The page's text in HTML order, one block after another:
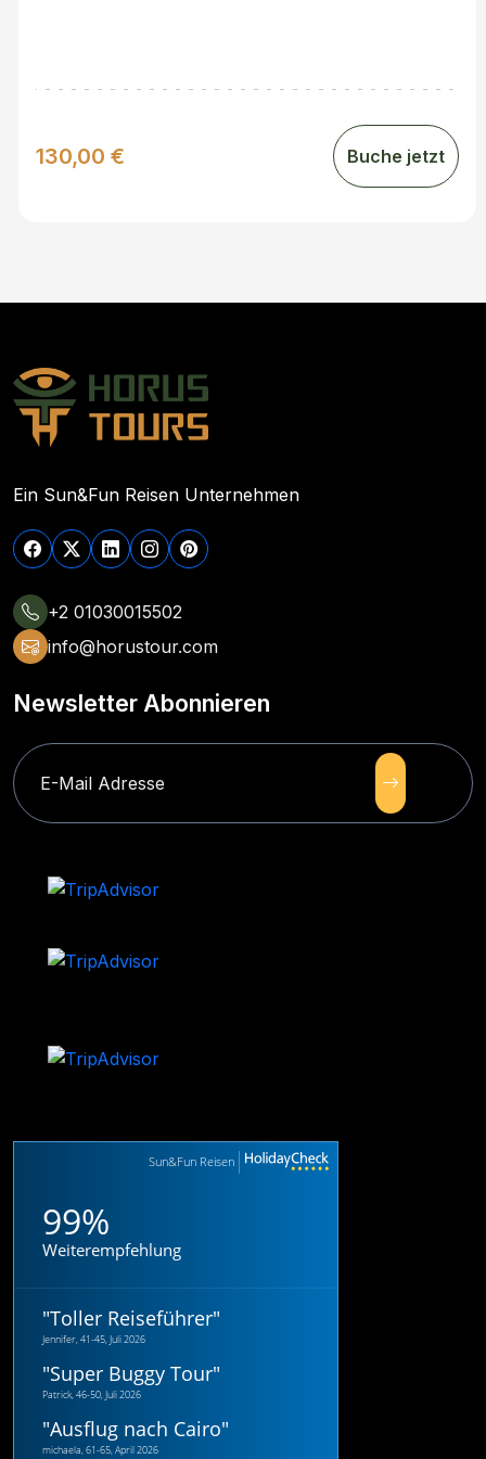
130,00 € Buche jetzt
Ein Sun&Fun Reisen Unternehmen
+2 01030015502
info@horustour.com
Newsletter Abonnieren
Sun&Fun Reisen
99%
Weiterempfehlung
"Toller Reiseführer"
Jennifer, 41-45, Juli 2026
"Super Buggy Tour"
Patrick, 46-50, Juli 2026
"Ausflug nach Cairo"
michaela, 61-65, April 2026